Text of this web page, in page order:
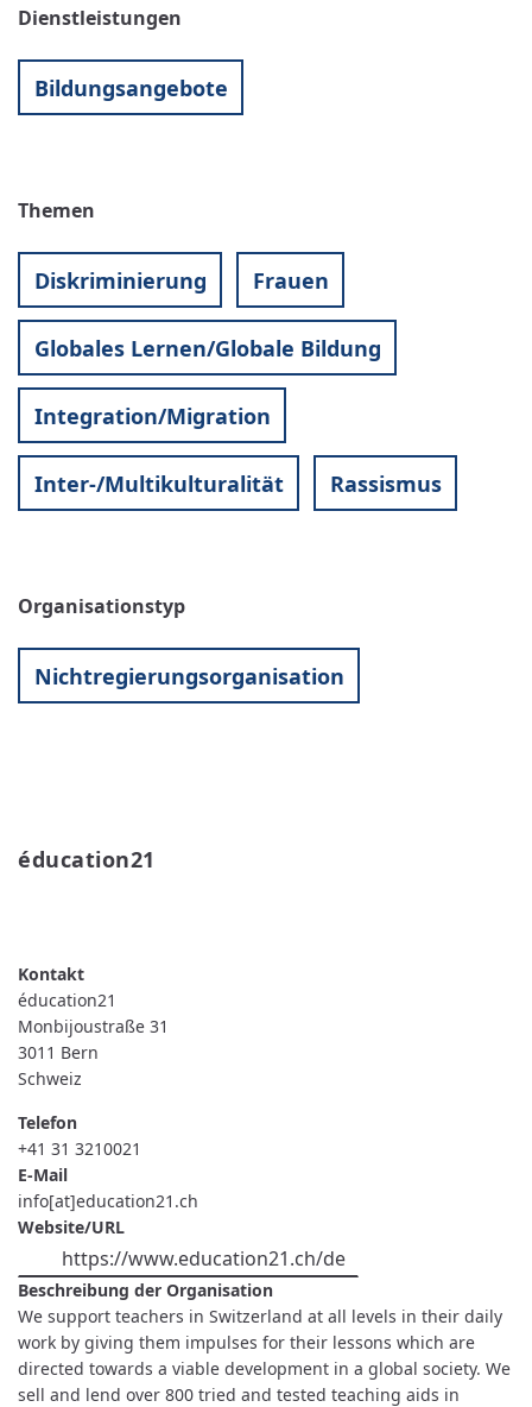
Dienstleistungen
Bildungsangebote
Themen
Diskriminierung Frauen
Globales Lernen/Globale Bildung
Integration/Migration
Inter-/Multikulturalität Rassismus
Organisationstyp
Nichtregierungsorganisation
éducation21
éducation21
Monbijoustraße 31
3011 Bern
Schweiz
Telefon
+41 31 3210021
E-Mail
info[at]education21.ch
Website/URL
https://www.education21.ch/de
Beschreibung der Organisation
We support teachers in Switzerland at all levels in their daily
work by giving them impulses for their lessons which are
directed towards a viable development in a global society. We
sell and lend over 800 tried and tested teaching aids in